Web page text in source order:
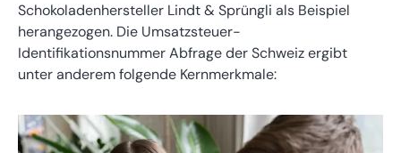
Schokoladenhersteller Lindt & Sprüngli als Beispiel
herangezogen. Die Umsatzsteuer-
Identifikationsnummer Abfrage der Schweiz ergibt
unter anderem folgende Kernmerkmale: